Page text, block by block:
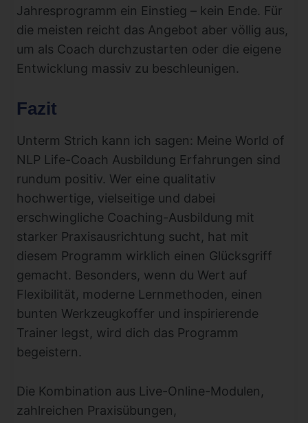
Jahresprogramm ein Einstieg – kein Ende. Für
die meisten reicht das Angebot aber völlig aus,
um als Coach durchzustarten oder die eigene
Entwicklung massiv zu beschleunigen.
Fazit
Unterm Strich kann ich sagen: Meine World of
NLP Life-Coach Ausbildung Erfahrungen sind
rundum positiv. Wer eine qualitativ
hochwertige, vielseitige und dabei
erschwingliche Coaching-Ausbildung mit
starker Praxisausrichtung sucht, hat mit
diesem Programm wirklich einen Glücksgriff
gemacht. Besonders, wenn du Wert auf
Flexibilität, moderne Lernmethoden, einen
bunten Werkzeugkoffer und inspirierende
Trainer legst, wird dich das Programm
begeistern.
Die Kombination aus Live-Online-Modulen,
zahlreichen Praxisübungen,